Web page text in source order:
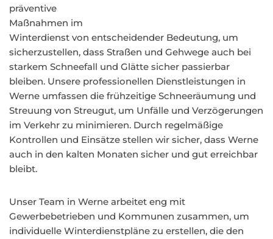
präventive
Maßnahmen im
Winterdienst von entscheidender Bedeutung, um
sicherzustellen, dass Straßen und Gehwege auch bei
starkem Schneefall und Glätte sicher passierbar
bleiben. Unsere professionellen Dienstleistungen in
Werne umfassen die frühzeitige Schneeräumung und
Streuung von Streugut, um Unfälle und Verzögerungen
im Verkehr zu minimieren. Durch regelmäßige
Kontrollen und Einsätze stellen wir sicher, dass Werne
auch in den kalten Monaten sicher und gut erreichbar
bleibt.
Unser Team in Werne arbeitet eng mit
Gewerbebetrieben und Kommunen zusammen, um
individuelle Winterdienstpläne zu erstellen, die den